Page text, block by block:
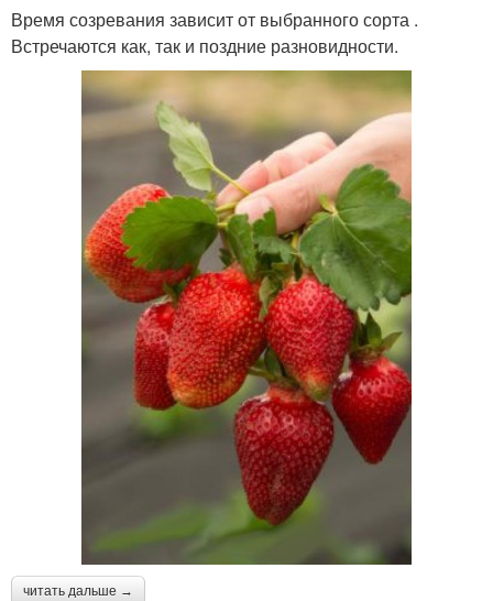
Время созревания зависит от выбранного сорта .
Встречаются как, так и поздние разновидности.
читать дальше →